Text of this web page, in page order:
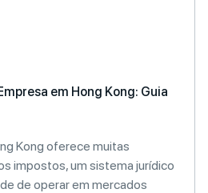
em Hong Kong: Guia
Kong oferece muitas
impostos, um sistema jurídico
de operar em mercados